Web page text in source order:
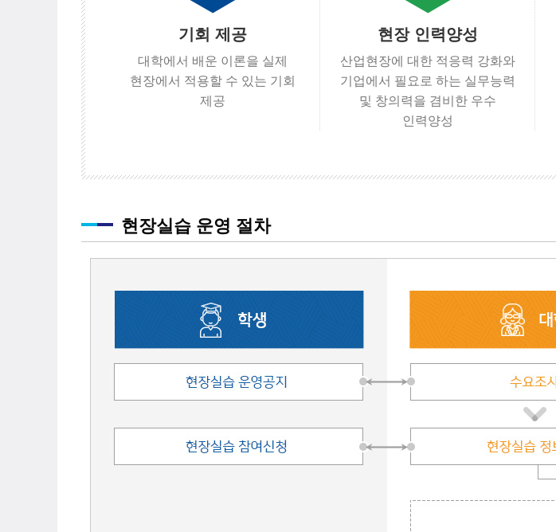
기회 제공
대학에서 배운 이론을 실제
현장에서 적용할 수 있는 기회
제공
현장 인력양성
산업현장에 대한 적응력 강화와
기업에서 필요로 하는 실무능력
및 창의력을 겸비한 우수
인력양성
현장실습 운영 절차